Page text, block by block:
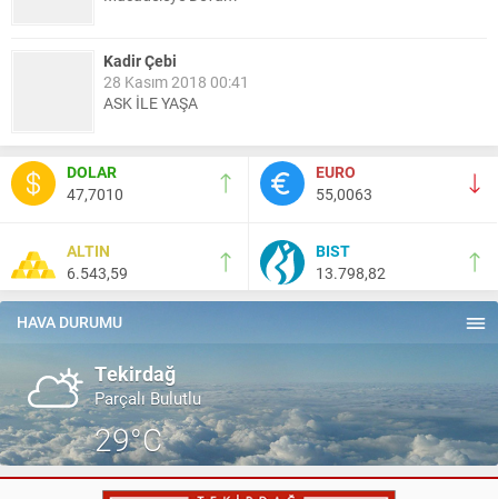
Kadir Çebi
28 Kasım 2018 00:41
ASK İLE YAŞA
Nail Kazanç
10 Mart 2023 21:36
HAYDİ TEKİRDAĞ MAÇA !!!!
Salih Canikli
5 Kasım 2024 19:54
TEKİRDAĞ İL EMNİYET MÜDÜRÜMÜZE HAYIRLI OLSUN
DOLAR
47,7010
EURO
55,0063
ALTIN
6.543,59
BIST
13.798,82
HAVA DURUMU
Tekirdağ
Parçalı Bulutlu
29°C